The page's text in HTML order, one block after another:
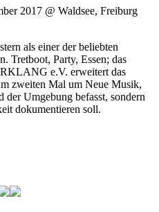
2017 @ Waldsee, Freiburg
als einer der beliebten
Tretboot, Party, Essen; das
e.V. erweitert das
zweiten Mal um Neue Musik,
Umgebung befasst, sondern
dokumentieren soll.